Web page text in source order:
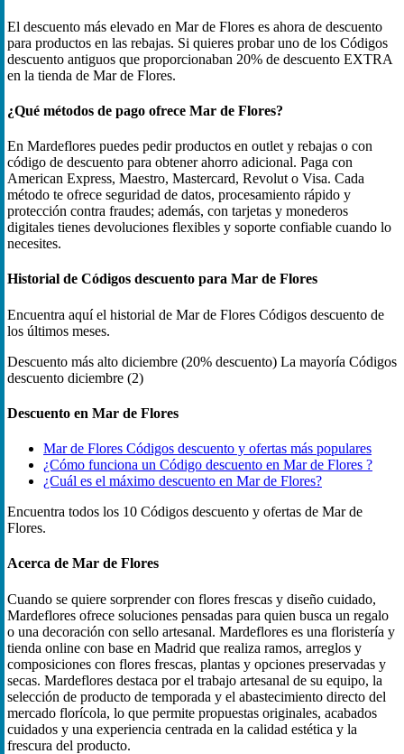
El descuento más elevado en Mar de Flores es ahora de descuento
para productos en las rebajas. Si quieres probar uno de los Códigos
descuento antiguos que proporcionaban 20% de descuento EXTRA
en la tienda de Mar de Flores.
¿Qué métodos de pago ofrece Mar de Flores?
En Mardeflores puedes pedir productos en outlet y rebajas o con
código de descuento para obtener ahorro adicional. Paga con
American Express, Maestro, Mastercard, Revolut o Visa. Cada
método te ofrece seguridad de datos, procesamiento rápido y
protección contra fraudes; además, con tarjetas y monederos
digitales tienes devoluciones flexibles y soporte confiable cuando lo
necesites.
Historial de Códigos descuento para Mar de Flores
Encuentra aquí el historial de Mar de Flores Códigos descuento de
los últimos meses.
Descuento más alto diciembre (20% descuento) La mayoría Códigos
descuento diciembre (2)
Descuento en Mar de Flores
Mar de Flores Códigos descuento y ofertas más populares
¿Cómo funciona un Código descuento en Mar de Flores ?
¿Cuál es el máximo descuento en Mar de Flores?
Encuentra todos los 10 Códigos descuento y ofertas de Mar de
Flores.
Acerca de Mar de Flores
Cuando se quiere sorprender con flores frescas y diseño cuidado,
Mardeflores ofrece soluciones pensadas para quien busca un regalo
o una decoración con sello artesanal. Mardeflores es una floristería y
tienda online con base en Madrid que realiza ramos, arreglos y
composiciones con flores frescas, plantas y opciones preservadas y
secas. Mardeflores destaca por el trabajo artesanal de su equipo, la
selección de producto de temporada y el abastecimiento directo del
mercado florícola, lo que permite propuestas originales, acabados
cuidados y una experiencia centrada en la calidad estética y la
frescura del producto.